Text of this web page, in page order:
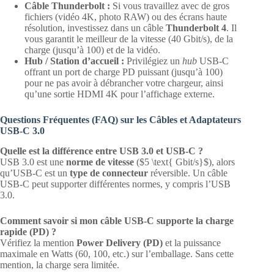
Câble Thunderbolt : Si vous travaillez avec de gros
fichiers (vidéo 4K, photo RAW) ou des écrans haute
résolution, investissez dans un câble Thunderbolt 4. Il
vous garantit le meilleur de la vitesse (40 Gbit/s), de la
charge (jusqu’à 100) et de la vidéo.
Hub / Station d’accueil : Privilégiez un hub USB-C
offrant un port de charge PD puissant (jusqu’à 100)
pour ne pas avoir à débrancher votre chargeur, ainsi
qu’une sortie HDMI 4K pour l’affichage externe.
Questions Fréquentes (FAQ) sur les Câbles et Adaptateurs
USB-C 3.0
Quelle est la différence entre USB 3.0 et USB-C ?
USB 3.0 est une norme de vitesse ($5 \text{ Gbit/s}$), alors
qu’USB-C est un type de connecteur réversible. Un câble
USB-C peut supporter différentes normes, y compris l’USB
3.0.
Comment savoir si mon câble USB-C supporte la charge
rapide (PD) ?
Vérifiez la mention Power Delivery (PD) et la puissance
maximale en Watts (60, 100, etc.) sur l’emballage. Sans cette
mention, la charge sera limitée.